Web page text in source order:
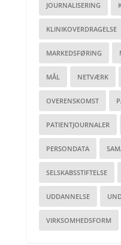
JOURNALISERING
KLINIKOVERDRAGELSE
MARKEDSFØRING
MÅL NETVÆRK
OVERENSKOMST
PATIENTJOURNALER
PERSONDATA
SELSKABSSTIFTELSE
UDDANNELSE
VIRKSOMHEDSFORM